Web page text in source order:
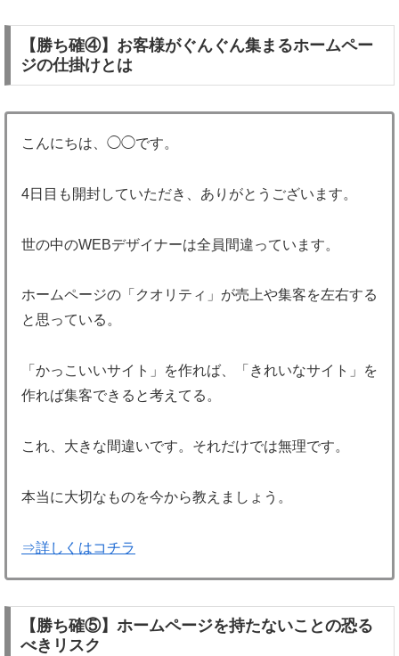
【勝ち確④】お客様がぐんぐん集まるホームペー
ジの仕掛けとは
こんにちは、◯◯です。
4日目も開封していただき、ありがとうございます。
世の中のWEBデザイナーは全員間違っています。
ホームページの「クオリティ」が売上や集客を左右する
と思っている。
「かっこいいサイト」を作れば、「きれいなサイト」を
作れば集客できると考えてる。
これ、大きな間違いです。それだけでは無理です。
本当に大切なものを今から教えましょう。
⇒詳しくはコチラ
【勝ち確⑤】ホームページを持たないことの恐る
べきリスク